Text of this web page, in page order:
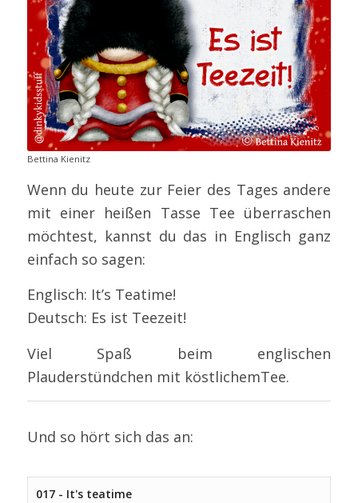
Bettina Kienitz
Wenn du heute zur Feier des Tages andere
mit einer heißen Tasse Tee überraschen
möchtest, kannst du das in Englisch ganz
einfach so sagen:
Englisch: It’s Teatime!
Deutsch: Es ist Teezeit!
Viel Spaß beim englischen
Plauderstündchen mit köstlichemTee.
Und so hört sich das an:
017 - It's teatime